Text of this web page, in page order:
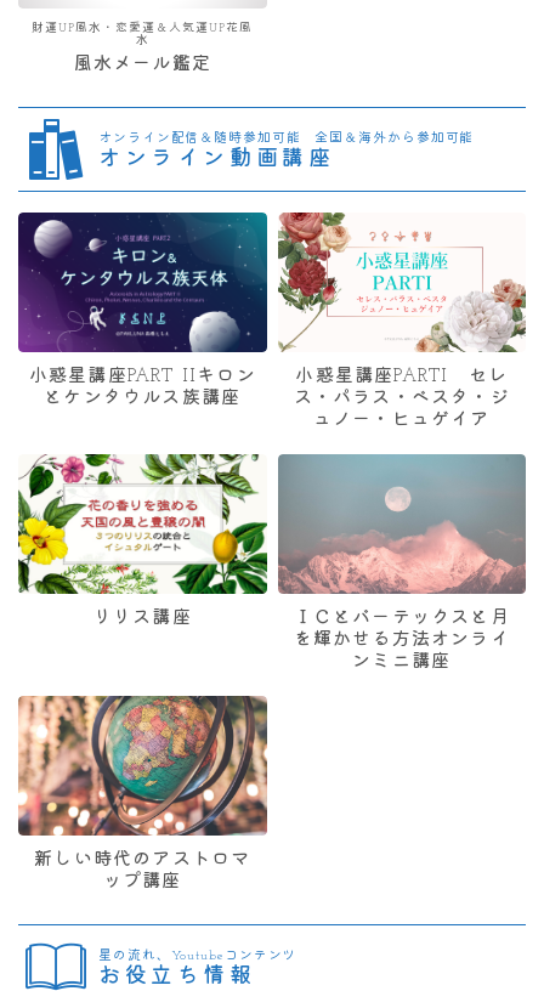
財運UP風水・恋愛運＆人気運UP花風
水
風水メール鑑定
オンライン配信＆随時参加可能 全国＆海外から参加可能
オンライン動画講座
小惑星講座PART IIキロン
とケンタウルス族講座
小惑星講座PARTI セレ
ス・パラス・ベスタ・ジ
ュノー・ヒュゲイア
リリス講座
ＩＣとバーテックスと月
を輝かせる方法オンライ
ンミニ講座
新しい時代のアストロマ
ップ講座
星の流れ、Youtubeコンテンツ
お役立ち情報